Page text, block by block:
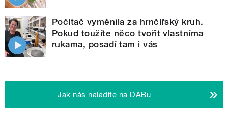
Počítač vyměnila za hrnčířský kruh.
Pokud toužíte něco tvořit vlastníma
rukama, posadí tam i vás
Jak nás naladíte na DABu